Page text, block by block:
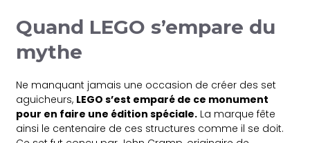
Quand LEGO s’empare du
mythe
Ne manquant jamais une occasion de créer des set
aguicheurs, LEGO s’est emparé de ce monument
pour en faire une édition spéciale. La marque fête
ainsi le centenaire de ces structures comme il se doit.